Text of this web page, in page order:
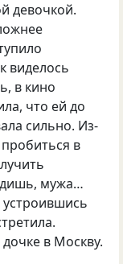
девочкой.
виделось
в кино
что ей до
сильно. Из-
в
мужа…
устроившись
в Москву.